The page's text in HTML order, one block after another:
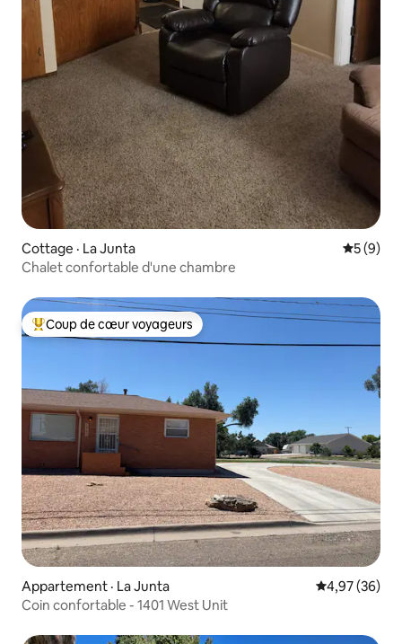
Cottage · La Junta Note
5 (9)
Chalet confortable d'une chambre
Coup de cœur voyageurs parmi les plus aimés
Coup de cœur voyageurs
Appartement · La Junta Note
4,97 (36)
Coin confortable - 1401 West Unit